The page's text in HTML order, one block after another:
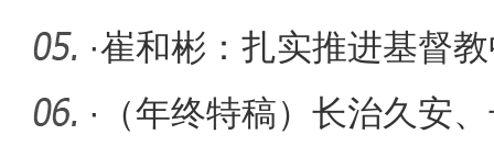
·崔和彬：扎实推进基督
实践
·
（年终特稿）长治久安